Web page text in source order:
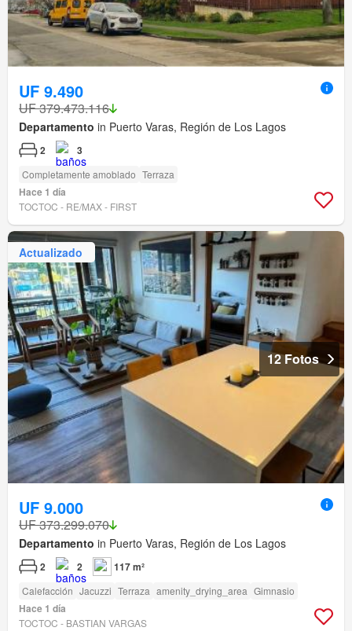
UF 9.490
UF 379.473.116
Departamento in Puerto Varas, Región de Los Lagos
2 3
Completamente amoblado Terraza
Hace 1 día
TOCTOC - RE/MAX - FIRST
Actualizado
12 Fotos
UF 9.000
UF 373.299.070
Departamento in Puerto Varas, Región de Los Lagos
2 2 117 m²
Calefacción Jacuzzi Terraza amenity_drying_area Gimnasio
Hace 1 día
TOCTOC - BASTIAN VARGAS